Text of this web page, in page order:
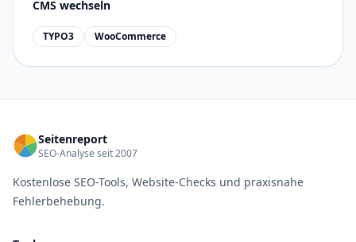
CMS wechseln
TYPO3 WooCommerce
Seitenreport
SEO-Analyse seit 2007
Kostenlose SEO-Tools, Website-Checks und praxisnahe
Fehlerbehebung.